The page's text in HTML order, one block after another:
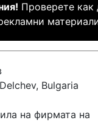
Проверете как
Bulgaria
на фирмата на